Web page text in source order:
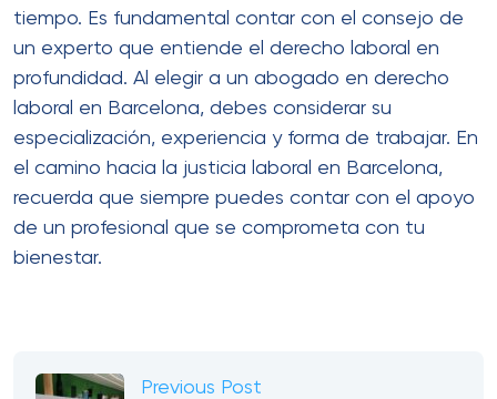
tiempo. Es fundamental contar con el consejo de
un experto que entiende el derecho laboral en
profundidad. Al elegir a un abogado en derecho
laboral en Barcelona, debes considerar su
especialización, experiencia y forma de trabajar. En
el camino hacia la justicia laboral en Barcelona,
recuerda que siempre puedes contar con el apoyo
de un profesional que se comprometa con tu
bienestar.
Previous Post